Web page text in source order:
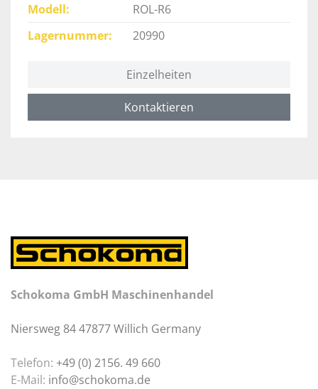
Modell
ROL-R6
Lagernummer
20990
Einzelheiten
Kontaktieren
Schokoma GmbH Maschinenhandel
Niersweg 84 47877 Willich Germany
Telefon: +49 (0) 2156. 49 660
E-Mail: info@schokoma.de